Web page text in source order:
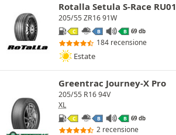
Rotalla Setula S-Race RU01
205/55 ZR16 91W
C B B 69 db
184 recensione
Estate
Greentrac Journey-X Pro
205/55 R16 94V
XL
C B B 69 db
2 recensione